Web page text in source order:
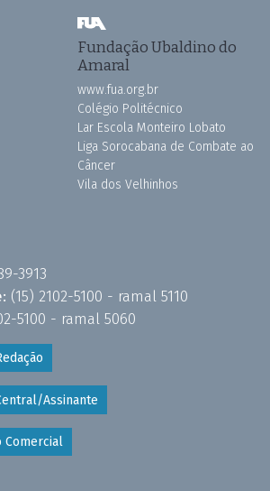
Fundação Ubaldino do
Amaral
www.fua.org.br
Colégio Politécnico
Lar Escola Monteiro Lobato
Liga Sorocabana de Combate ao
Câncer
Vila dos Velhinhos
3913
(15) 2102-5100 - ramal 5110
5100 - ramal 5060
Assinante
Comercial